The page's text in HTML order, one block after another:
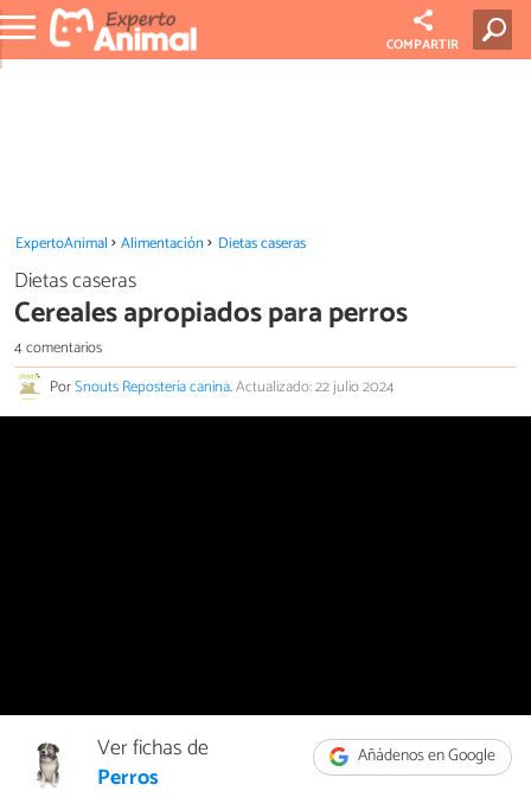
COMPARTIR
ExpertoAnimal Alimentación Dietas caseras
Dietas caseras
Cereales apropiados para perros
4 comentarios
PorSnouts Repostería canina.Actualizado: 22 julio 2024
Añádenos en Google
Ver fichas de
Perros